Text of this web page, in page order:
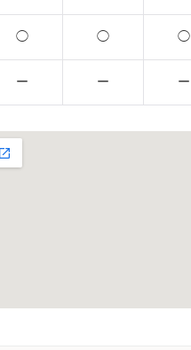
◯ ◯ ◯
ー ー ー